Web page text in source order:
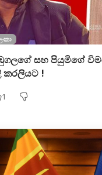
සහ පියුමිගේ
කරලියට !
1